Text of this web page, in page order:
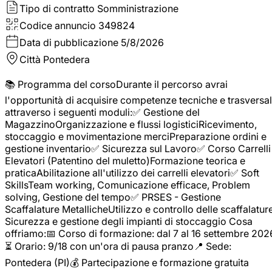
Tipo di contratto Somministrazione
Codice annuncio 349824
Data di pubblicazione 5/8/2026
Città Pontedera
📚 Programma del corsoDurante il percorso avrai
l'opportunità di acquisire competenze tecniche e
attraverso i seguenti moduli:✅ Gestione del
MagazzinoOrganizzazione e flussi logisticiRicevimento,
stoccaggio e movimentazione merciPreparazione ordini e
gestione inventario✅ Sicurezza sul Lavoro✅ Corso Carrelli
Elevatori (Patentino del muletto)Formazione teorica e
praticaAbilitazione all'utilizzo dei carrelli elevatori✅ Soft
SkillsTeam working, Comunicazione efficace, Problem
solving, Gestione del tempo✅ PRSES - Gestione
Scaffalature MetallicheUtilizzo e controllo delle
Sicurezza e gestione degli impianti di stoccaggio Cosa
offriamo:📅 Corso di formazione: dal 7 al 16 settembre
⏳ Orario: 9/18 con un'ora di pausa pranzo📍 Sede:
Pontedera (PI)💰 Partecipazione e formazione gratuita